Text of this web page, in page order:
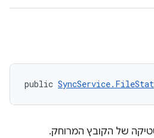
public SyncService.FileStat
של הקובץ המרוחק.